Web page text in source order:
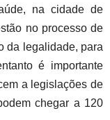
na cidade de
no processo de
da legalidade, para
é importante
a legislações de
chegar a 120